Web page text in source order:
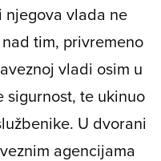
vlada ne
tim, privremeno
vladi osim u
sigurnost, te ukinuo
U dvorani
agencijama